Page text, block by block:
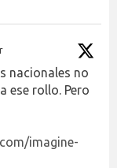
nacionales no
ese rollo. Pero
imagine-